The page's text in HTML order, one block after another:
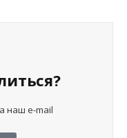
наш e-mail